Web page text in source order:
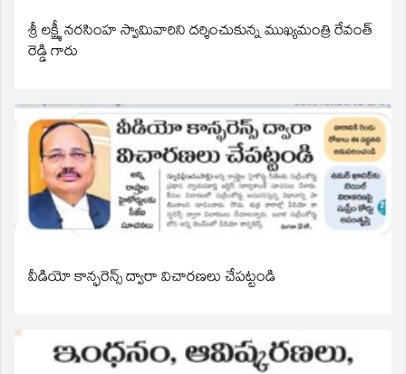
శ్రీ లక్ష్మీ నరసింహ స్వామివారిని దర్శించుకున్న ముఖ్యమంత్రి రేవంత్
రెడ్డి గారు
వీడియో కాన్ఫరెన్స్ ద్వారా విచారణలు చేపట్టండి